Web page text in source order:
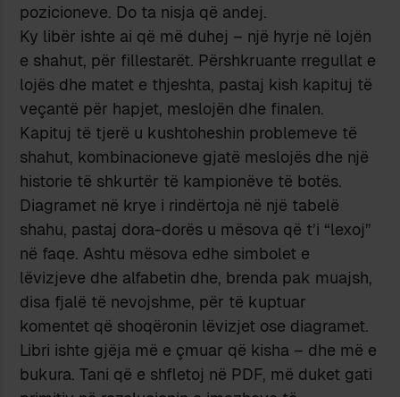
pozicioneve. Do ta nisja që andej.
Ky libër ishte ai që më duhej – një hyrje në lojën
e shahut, për fillestarët. Përshkruante rregullat e
lojës dhe matet e thjeshta, pastaj kish kapituj të
veçantë për hapjet, meslojën dhe finalen.
Kapituj të tjerë u kushtoheshin problemeve të
shahut, kombinacioneve gjatë meslojës dhe një
historie të shkurtër të kampionëve të botës.
Diagramet në krye i rindërtoja në një tabelë
shahu, pastaj dora-dorës u mësova që t’i “lexoj”
në faqe. Ashtu mësova edhe simbolet e
lëvizjeve dhe alfabetin dhe, brenda pak muajsh,
disa fjalë të nevojshme, për të kuptuar
komentet që shoqëronin lëvizjet ose diagramet.
Libri ishte gjëja më e çmuar që kisha – dhe më e
bukura. Tani që e shfletoj në PDF, më duket gati